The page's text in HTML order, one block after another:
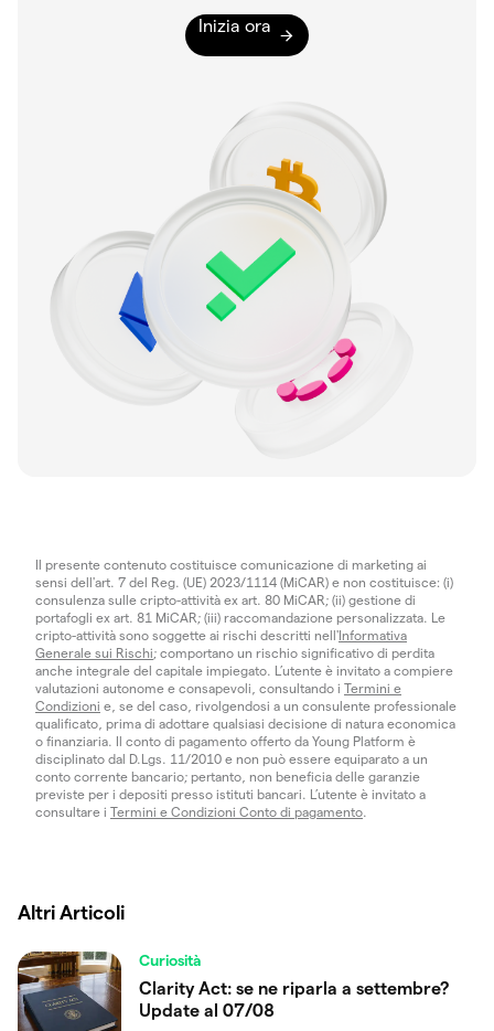
Inizia ora
Il presente contenuto costituisce comunicazione di marketing ai
sensi dell'art. 7 del Reg. (UE) 2023/1114 (MiCAR) e non costituisce: (i)
consulenza sulle cripto-attività ex art. 80 MiCAR; (ii) gestione di
portafogli ex art. 81 MiCAR; (iii) raccomandazione personalizzata. Le
cripto-attività sono soggette ai rischi descritti nell'Informativa
Generale sui Rischi; comportano un rischio significativo di perdita
anche integrale del capitale impiegato. L’utente è invitato a compiere
valutazioni autonome e consapevoli, consultando i Termini e
Condizioni e, se del caso, rivolgendosi a un consulente professionale
qualificato, prima di adottare qualsiasi decisione di natura economica
o finanziaria. Il conto di pagamento offerto da Young Platform è
disciplinato dal D.Lgs. 11/2010 e non può essere equiparato a un
conto corrente bancario; pertanto, non beneficia delle garanzie
previste per i depositi presso istituti bancari. L’utente è invitato a
consultare i Termini e Condizioni Conto di pagamento.
Altri Articoli
Curiosità
Clarity Act: se ne riparla a settembre?
Update al 07/08